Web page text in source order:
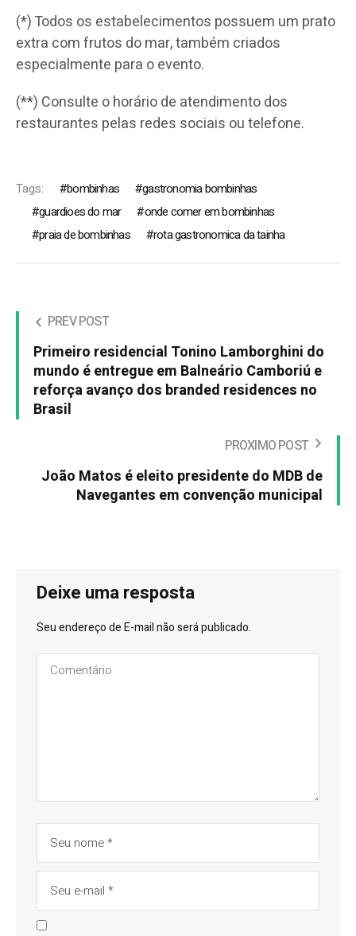
(*) Todos os estabelecimentos possuem um prato
extra com frutos do mar, também criados
especialmente para o evento.
(**) Consulte o horário de atendimento dos
restaurantes pelas redes sociais ou telefone.
Tags: bombinhas
gastronomia bombinhas
guardioes do mar
onde comer em bombinhas
praia de bombinhas
rota gastronomica da tainha
PREV POST
Primeiro residencial Tonino Lamborghini do
mundo é entregue em Balneário Camboriú e
reforça avanço dos branded residences no
Brasil
PROXIMO POST
João Matos é eleito presidente do MDB de
Navegantes em convenção municipal
Deixe uma resposta
Seu endereço de E-mail não será publicado.